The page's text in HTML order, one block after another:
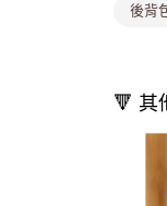
後背
🔻 其